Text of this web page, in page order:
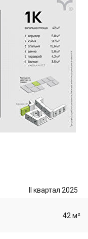
II квартал 2025
42 м²